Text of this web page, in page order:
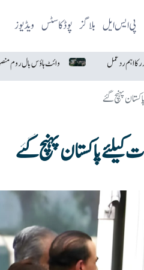
پی ایس ایل بلاگز پوڈکاسٹس ویڈیوز
پہنچ گئے
پاکستان پہنچ گئے